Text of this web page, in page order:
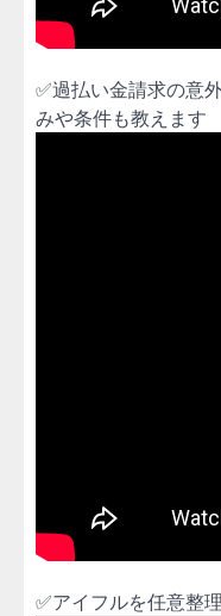
✅過払い金請求の意
みや条件も教えます
✅アイフルを任意整